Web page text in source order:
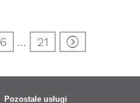
6 … 21
Pozostałe usługi